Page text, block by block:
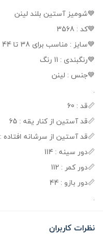
💙شومیز آستین بلند لینن
💙کد : 3568
💙سایز : مناسب برای 38 تا 44
💙رنگبندی : 11 رنگ
💙جنس : لینن
.
📏قد : 60
📏قد آستین از کنار یقه : 65
📏قد آستین از سرشانه افتاده : 45
📏دور سینه : 114
📏دور کمر : 112
📏دور بازو : 44
.
نظرات کاربران